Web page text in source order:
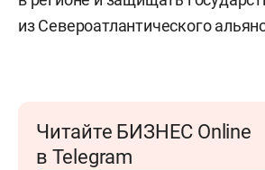
из Североатлантического
Читайте БИЗНЕС Online
в Telegram